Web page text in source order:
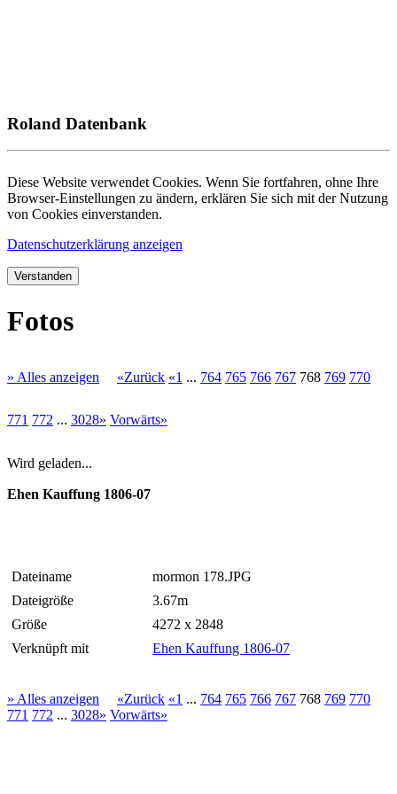
Roland Datenbank
Diese Website verwendet Cookies. Wenn Sie fortfahren, ohne Ihre
Browser-Einstellungen zu ändern, erklären Sie sich mit der Nutzung
von Cookies einverstanden.
Datenschutzerklärung anzeigen
Verstanden
Fotos
» Alles anzeigen «Zurück «1 ... 764 765 766 767 768 769 770
771 772 ... 3028» Vorwärts»
Wird geladen...
Ehen Kauffung 1806-07
Dateiname
mormon 178.JPG
Dateigröße
3.67m
Größe
4272 x 2848
Verknüpft mit
Ehen Kauffung 1806-07
» Alles anzeigen «Zurück «1 ... 764 765 766 767 768 769 770
771 772 ... 3028» Vorwärts»